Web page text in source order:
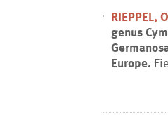
RIEPPEL,
genus
Europe.